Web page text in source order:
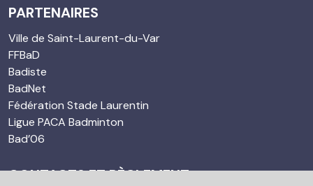
PARTENAIRES
Ville de Saint-Laurent-du-Var
FFBaD
Badiste
BadNet
Fédération Stade Laurentin
Ligue PACA Badminton
Bad’06
CONTACTS ET RÈGLEMENT